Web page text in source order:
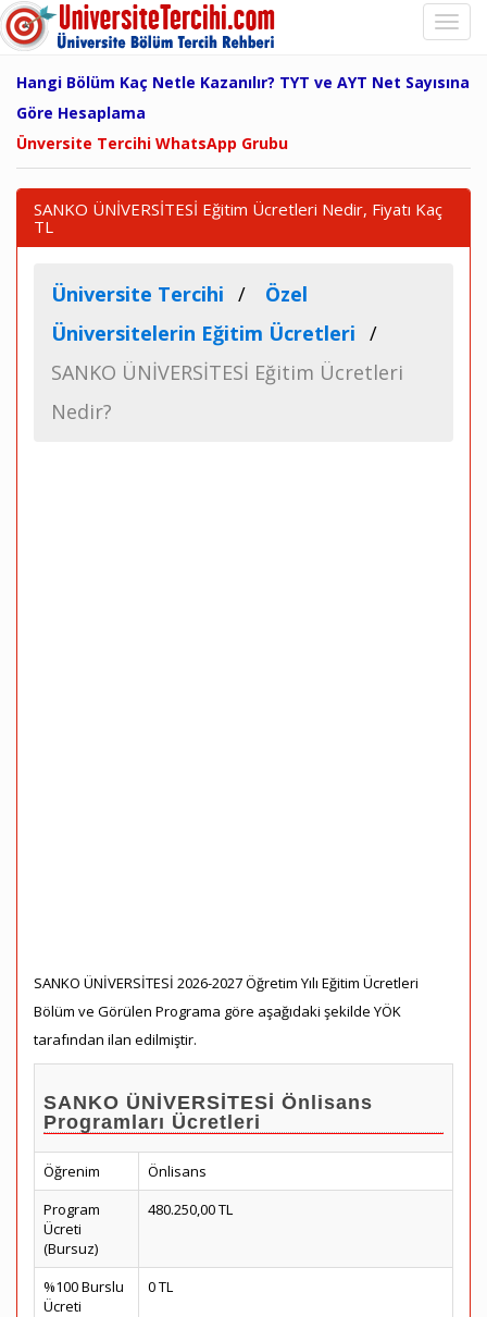
Hangi Bölüm Kaç Netle Kazanılır? TYT ve AYT Net Sayısına
Göre Hesaplama
Ünversite Tercihi WhatsApp Grubu
SANKO ÜNİVERSİTESİ Eğitim Ücretleri Nedir, Fiyatı Kaç
TL
Üniversite Tercihi
Özel
Üniversitelerin Eğitim Ücretleri
SANKO ÜNİVERSİTESİ Eğitim Ücretleri
Nedir?
SANKO ÜNİVERSİTESİ 2026-2027 Öğretim Yılı Eğitim Ücretleri
Bölüm ve Görülen Programa göre aşağıdaki şekilde YÖK
tarafından ilan edilmiştir.
SANKO ÜNİVERSİTESİ Önlisans
Programları Ücretleri
Öğrenim
Önlisans
Program
Ücreti
(Bursuz)
480.250,00 TL
%100 Burslu
Ücreti
0 TL